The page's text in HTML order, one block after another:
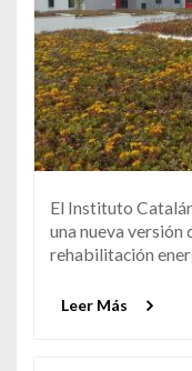
El Instituto
una nueva versión
rehabilitación
Leer Más